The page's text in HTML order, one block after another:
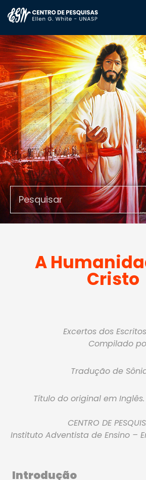
A
Cristo
Excertos dos
Compilado
Tradução de
Título do original em
CENTRO DE
Instituto Adventista de Ensino –
Introdução